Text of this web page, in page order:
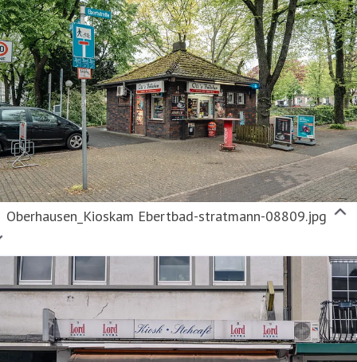
Oberhausen_Kioskam Ebertbad-stratmann-08809.jpg